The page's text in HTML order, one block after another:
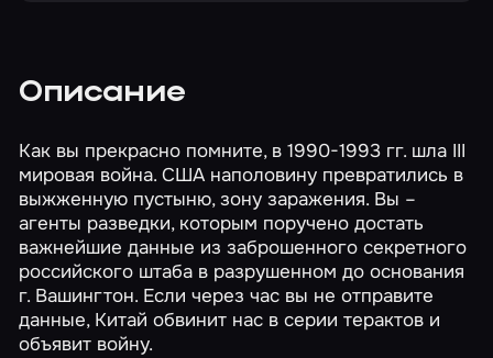
Описание
Как вы прекрасно помните, в 1990-1993 гг. шла III
мировая война. США наполовину превратились в
выжженную пустыню, зону заражения. Вы –
агенты разведки, которым поручено достать
важнейшие данные из заброшенного секретного
российского штаба в разрушенном до основания
г. Вашингтон. Если через час вы не отправите
данные, Китай обвинит нас в серии терактов и
объявит войну.